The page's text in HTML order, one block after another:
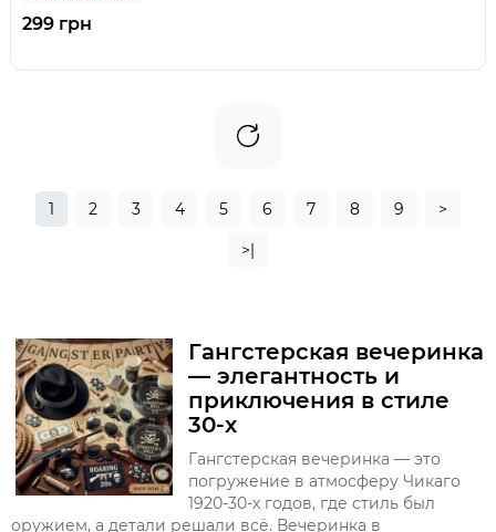
299 грн
1 2 3 4 5 6 7 8 9 >
>|
Гангстерская вечеринка
— элегантность и
приключения в стиле
30-х
Гангстерская вечеринка — это
погружение в атмосферу Чикаго
1920-30-х годов, где стиль был
оружием, а детали решали всё. Вечеринка в